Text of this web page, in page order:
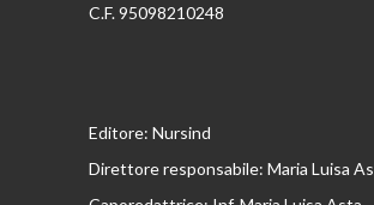
C.F. 95098210248
Editore: Nursind
Direttore responsabile: Maria Luisa